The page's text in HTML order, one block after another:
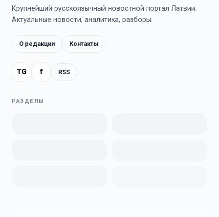
Крупнейший русскоязычный новостной портал Латвии.
Актуальные новости, аналитика, разборы.
О редакции Контакты
TG f RSS
РАЗДЕЛЫ